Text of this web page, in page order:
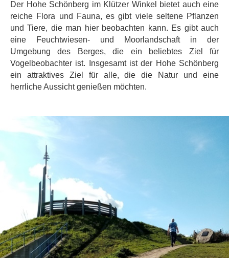
Der Hohe Schönberg im Klützer Winkel bietet auch eine
reiche Flora und Fauna, es gibt viele seltene Pflanzen
und Tiere, die man hier beobachten kann. Es gibt auch
eine Feuchtwiesen- und Moorlandschaft in der
Umgebung des Berges, die ein beliebtes Ziel für
Vogelbeobachter ist. Insgesamt ist der Hohe Schönberg
ein attraktives Ziel für alle, die die Natur und eine
herrliche Aussicht genießen möchten.